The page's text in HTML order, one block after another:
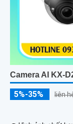
Camera AI KX-
5%-35% liên